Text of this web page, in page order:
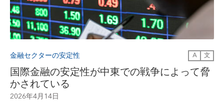
金融セクターの安定性 A 文
国際金融の安定性が中東での戦争によって脅
かされている
2026年4月14日